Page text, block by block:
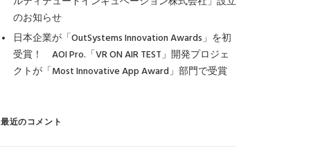
のお知らせ
日本企業が「OutSystems Innovation Awards」を初
受賞！ AOI Pro.「VR ON AIR TEST」開発プロジェ
クトが「Most Innovative App Award」部門で受賞
最近のコメント